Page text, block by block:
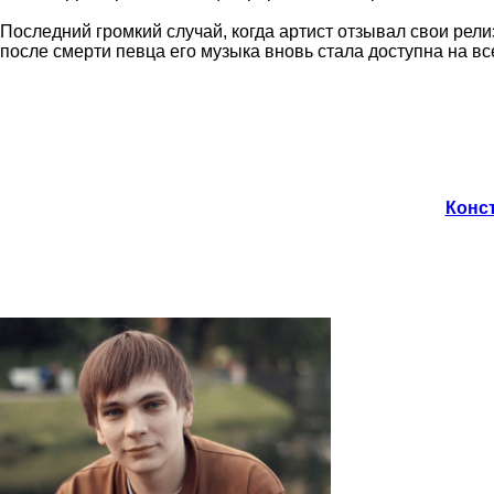
Последний громкий случай, когда артист отзывал свои
после смерти певца его музыка вновь стала доступна на